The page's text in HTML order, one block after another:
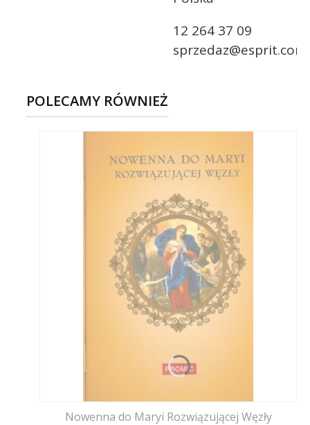
12 264 37 09
POLECAMY RÓWNIEŻ
Nowenna do Maryi Rozwiązującej Węzły